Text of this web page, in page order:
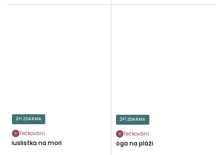
2+1 ZDARMA
Tečkování
Huslistka na mori
2+1 ZDARMA
Tečkování
Jóga na pláži